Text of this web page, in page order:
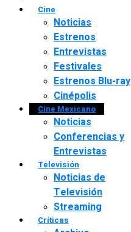
Cine
Noticias
Estrenos
Entrevistas
Festivales
Estrenos Blu-ray
Cinépolis
Cine Mexicano
Noticias
Conferencias y
Entrevistas
Televisión
Noticias de
Televisión
Streaming
Críticas